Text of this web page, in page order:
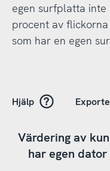
egen surfplatta
procent av
som har en egen
Hjälp
Värdering av
har egen